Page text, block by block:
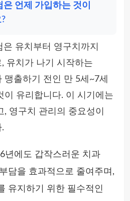
언제 가입하는 것이
유치부터 영구치까지
유치가 나기 시작하는
맹출하기 전인 만 5세~7세
이 유리합니다. 이 시기에는
영구치 관리의 중요성이
년에도 갑작스러운 치과
담을 효과적으로 줄여주며,
유지하기 위한 필수적인